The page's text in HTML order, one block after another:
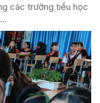
các trường tiểu học